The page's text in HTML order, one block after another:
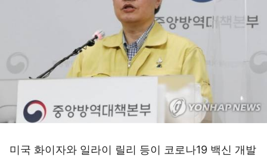
미국 화이자와 일라이 릴리 등이 코로나19 백신 개발